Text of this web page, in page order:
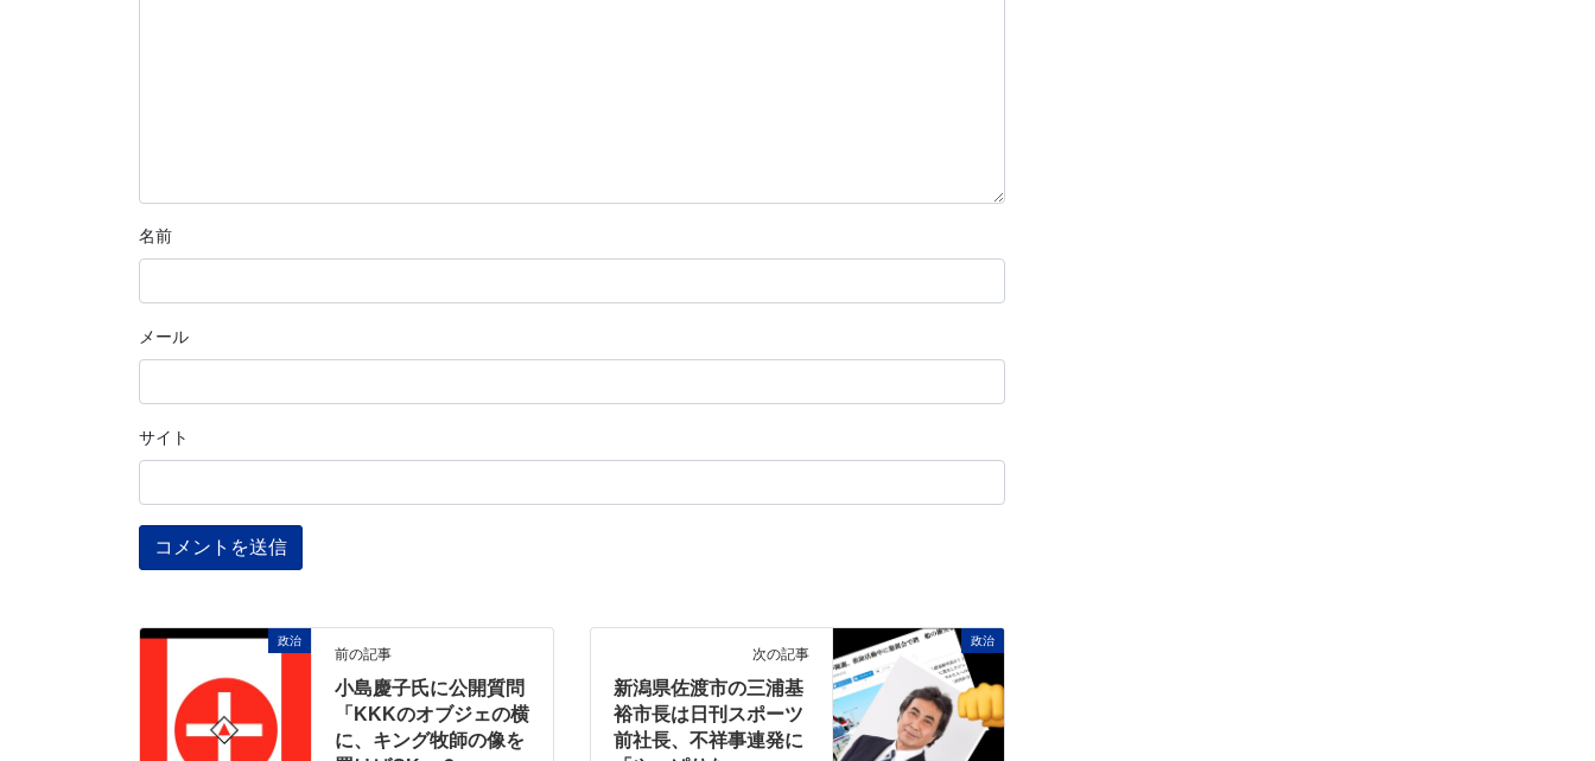
名前
メール
サイト
政治
前の記事
小島慶子氏に公開質問
「KKKのオブジェの横
に、キング牧師の像を
政治
次の記事
新潟県佐渡市の三浦基
裕市長は日刊スポーツ
前社長、不祥事連発に